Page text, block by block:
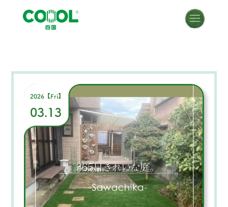
2026【Fri】
03.13